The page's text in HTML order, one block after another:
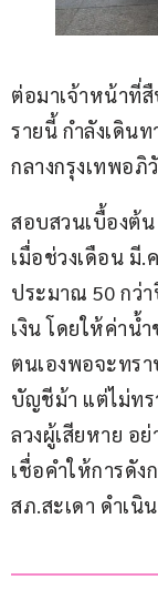
ต่อมาเจ้าหน้าที่
รายนี้ กำลังเดิน
กลางกรุงเทพอภิ
สอบสวนเบื้องต้น
เมื่อช่วงเดือน มี.
ประมาณ 50 กว่
เงิน โดยให้ค่าน้
ตนเองพอจะทร
บัญชีม้า แต่ไม่ท
ลวงผู้เสียหาย อ
เชื่อคำให้การดั
สภ.สะเดา ดำเ